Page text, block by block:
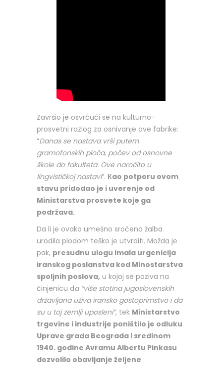
Završio je osvrćući se na kulturno-
prosvetni razlog za osnivanje ove fabrike:
“Danas se nastava vrši putem
gramofonskih ploča, počev od osnovne
škole do fakulteta. Ove naročito u
lingvističkoj nastavi“. Кao potporu ovom
stavu pridodao je i uverenje od
Ministarstva prosvete koje ga
podržava.
Da li je ovako umešno sročena žalba
urodila plodom teško je utvrditi. Možda je
pak, presudnu ulogu imala urgenicija
iranskog poslanstva kod Minostarstva
spoljnih poslova, u kojoj se poziva na
činjenicu da “više stotina jugoslovenskih
državljana uživa iransko gostoprimstvo i da
su u toj zemlji uposleni”, tek Ministarstvo
trgovine i industrije poništilo je odluku
Uprave grada Beograda i sredinom
1940. godine Avramu Albertu Pinkasu
dozvolilo obavljanje željene